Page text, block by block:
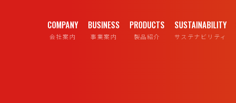
COMPANY
会社案内
BUSINESS
事業案内
PRODUCTS
製品紹介
SUSTAINABILITY
サステナビリティ